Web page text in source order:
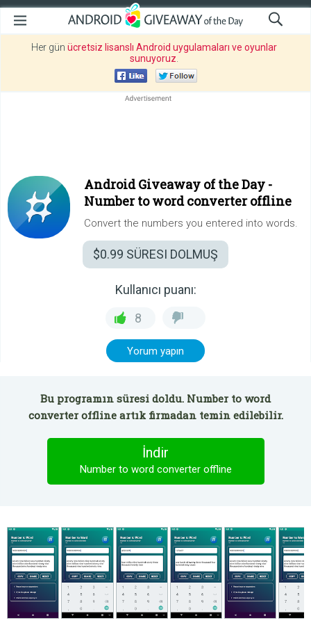
Her gün ücretsiz lisanslı Android uygulamaları ve oyunlar
sunuyoruz
Android Giveaway of the Day -
Number to word converter offline
Convert the numbers you entered into words.
$0.99 SÜRESI DOLMUŞ
Kullanıcı puanı:
8
Yorum yapın
Bu programın süresi doldu. Number to word
converter offline artık firmadan temin edilebilir.
İndir
Number to word converter offline